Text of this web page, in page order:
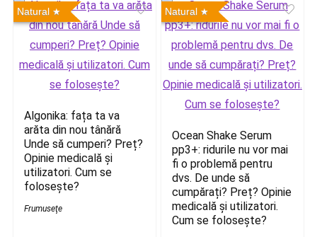
Natural
Algonika: fața ta va
arăta din nou tânără
Unde să cumperi? Preț?
Opinie medicală și
utilizatori. Cum se
folosește?
Frumuseţe
Natural
Ocean Shake Serum
pp3+: ridurile nu vor mai
fi o problemă pentru
dvs. De unde să
cumpărați? Preț? Opinie
medicală și utilizatori.
Cum se folosește?